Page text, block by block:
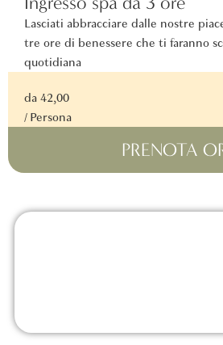
Lasciati abbracciare dalle nostre
tre ore di benessere che ti faranno
quotidiana
da 42,00
/ Persona
PRENOTA